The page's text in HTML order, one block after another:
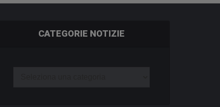
CATEGORIE NOTIZIE